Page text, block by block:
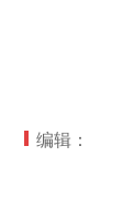
编辑：